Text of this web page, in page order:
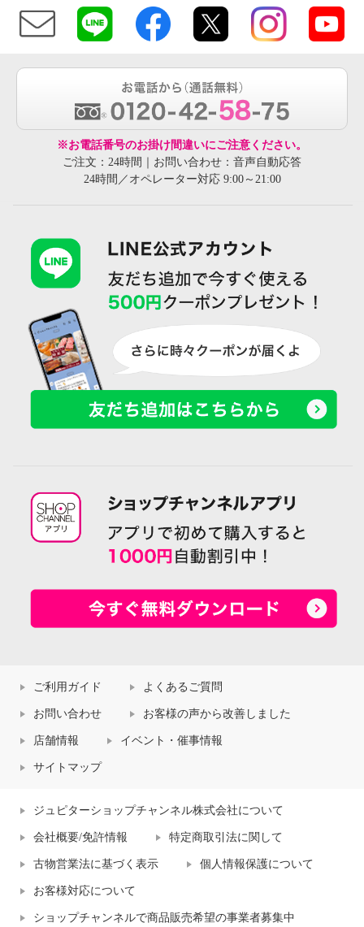
※お電話番号のお掛け間違いにご注意ください。
ご注文：24時間｜お問い合わせ：音声自動応答
24時間／オペレーター対応 9:00～21:00
ご利用ガイド よくあるご質問
お問い合わせ お客様の声から改善しました
店舗情報 イベント・催事情報
サイトマップ
ジュピターショップチャンネル株式会社について
会社概要/免許情報 特定商取引法に関して
古物営業法に基づく表示 個人情報保護について
お客様対応について
ショップチャンネルで商品販売希望の事業者募集中